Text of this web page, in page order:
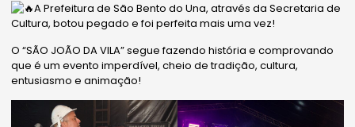
A Prefeitura de São Bento do Una, através da Secretaria de
Cultura, botou pegado e foi perfeita mais uma vez!
O “SÃO JOÃO DA VILA” segue fazendo história e comprovando
que é um evento imperdível, cheio de tradição, cultura,
entusiasmo e animação!